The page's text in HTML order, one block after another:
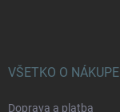
VŠETKO O NÁKUPE
Doprava a platba